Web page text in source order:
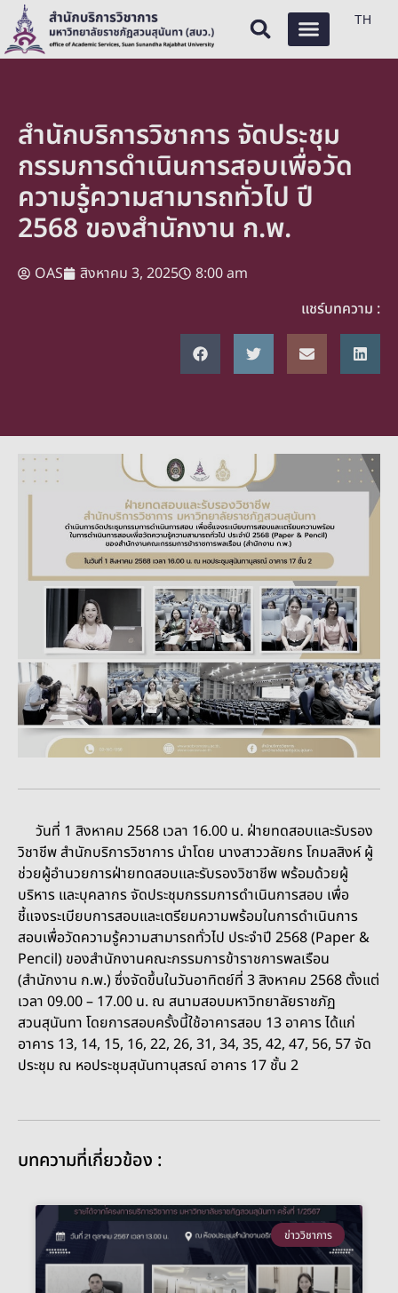
TH
สำนักบริการวิชาการ จัดประชุม
กรรมการดำเนินการสอบเพื่อวัด
ความรู้ความสามารถทั่วไป ปี
2568 ของสำนักงาน ก.พ.
OAS สิงหาคม 3, 2025
8:00 am
แชร์บทความ :
วันที่ 1 สิงหาคม 2568 เวลา 16.00 น. ฝ่ายทดสอบและรับรอง
วิชาชีพ สำนักบริการวิชาการ นำโดย นางสาววลัยกร โกมลสิงห์ ผู้
ช่วยผู้อำนวยการฝ่ายทดสอบและรับรองวิชาชีพ พร้อมด้วยผู้
บริหาร และบุคลากร จัดประชุมกรรมการดำเนินการสอบ เพื่อ
ชี้แจงระเบียบการสอบและเตรียมความพร้อมในการดำเนินการ
สอบเพื่อวัดความรู้ความสามารถทั่วไป ประจำปี 2568 (Paper &
Pencil) ของสำนักงานคณะกรรมการข้าราชการพลเรือน
(สำนักงาน ก.พ.) ซึ่งจัดขึ้นในวันอาทิตย์ที่ 3 สิงหาคม 2568 ตั้งแต่
เวลา 09.00 – 17.00 น. ณ สนามสอบมหาวิทยาลัยราชภัฏ
สวนสุนันทา โดยการสอบครั้งนี้ใช้อาคารสอบ 13 อาคาร ได้แก่
อาคาร 13, 14, 15, 16, 22, 26, 31, 34, 35, 42, 47, 56, 57 จัด
ประชุม ณ หอประชุมสุนันทานุสรณ์ อาคาร 17 ชั้น 2
บทความที่เกี่ยวข้อง :
ข่าววิชาการ